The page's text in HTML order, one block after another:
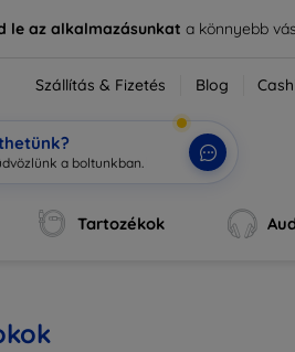
le az alkalmazásunkata könnyebb
Szállítás & Fizetés Blog
|
Tartozékok